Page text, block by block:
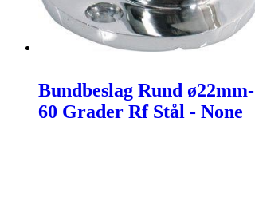
Bundbeslag Rund ø22mm-
60 Grader Rf Stål - None